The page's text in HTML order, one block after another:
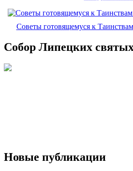
Советы готовящемуся к
Собор Липецких
Новые публикации